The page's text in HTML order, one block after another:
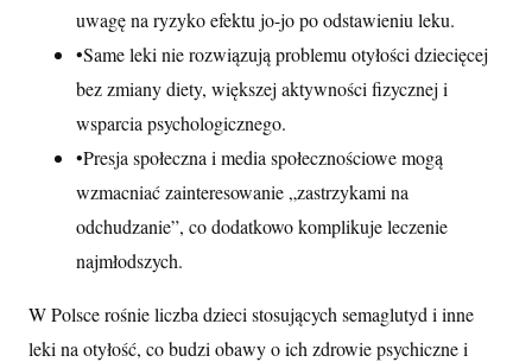
uwagę na ryzyko efektu jo-jo po odstawieniu leku.
•Same leki nie rozwiązują problemu otyłości dziecięcej
bez zmiany diety, większej aktywności fizycznej i
wsparcia psychologicznego.
•Presja społeczna i media społecznościowe mogą
wzmacniać zainteresowanie „zastrzykami na
odchudzanie”, co dodatkowo komplikuje leczenie
najmłodszych.
W Polsce rośnie liczba dzieci stosujących semaglutyd i inne
leki na otyłość, co budzi obawy o ich zdrowie psychiczne i